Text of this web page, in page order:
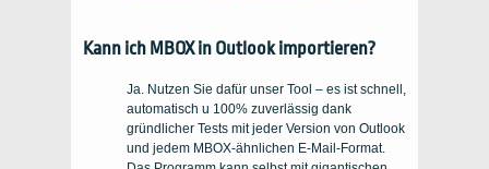
Kann ich MBOX in Outlook importieren?
Ja. Nutzen Sie dafür unser Tool – es ist schnell,
automatisch u 100% zuverlässig dank
gründlicher Tests mit jeder Version von Outlook
und jedem MBOX-ähnlichen E-Mail-Format.